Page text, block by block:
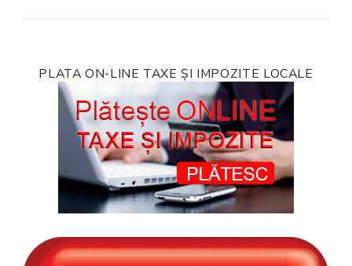
PLATA ON-LINE TAXE ȘI IMPOZITE LOCALE